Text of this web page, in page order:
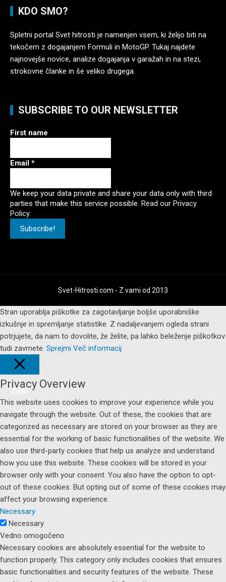
KDO SMO?
Spletni portal Svet hitrosti je namenjen vsem, ki želijo biti na
tekočem z dogajanjem Formuli in MotoGP. Tukaj najdete
najnovejše novice, analize dogajanja v garažah in na stezi,
strokovne članke in še veliko drugega.
SUBSCRIBE TO OUR NEWSLETTER
First name
Email *
We keep your data private and share your data only with third
parties that make this service possible. Read our Privacy
Policy.
Svet-Hitrosti.com - Z vami od 2013
Stran uporablja piškotke za zagotavljanje boljše uporabniške
izkušnje in spremljanje statistike. Z nadaljevanjem ogleda strani
potrjujete, da nam to dovolite, že želite, pa lahko beleženje piškotkov
tudi zavrnete. Sprejmi Več informacij
Privacy Overview
This website uses cookies to improve your experience while you
navigate through the website. Out of these, the cookies that are
categorized as necessary are stored on your browser as they are
essential for the working of basic functionalities of the website. We
also use third-party cookies that help us analyze and understand
how you use this website. These cookies will be stored in your
browser only with your consent. You also have the option to opt-
out of these cookies. But opting out of some of these cookies may
affect your browsing experience.
Necessary
Necessary
Vedno omogočeno
Necessary cookies are absolutely essential for the website to
function properly. This category only includes cookies that ensures
basic functionalities and security features of the website. These